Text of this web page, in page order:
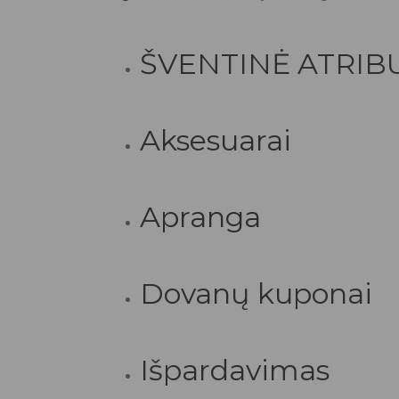
ŠVENTINĖ
Aksesuarai
Apranga
Dovanų kuponai
Išpardavimas